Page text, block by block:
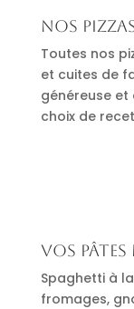
Nos
Toutes nos
et cuites de
généreuse
choix de
Vos pâtes
Spaghetti à
fromages,